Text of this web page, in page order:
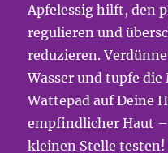
Apfelessig hilft, den
regulieren und
reduzieren.
Wasser und tupfe
Wattepad auf Deine
empfindlicher Haut
kleinen Stelle testen!